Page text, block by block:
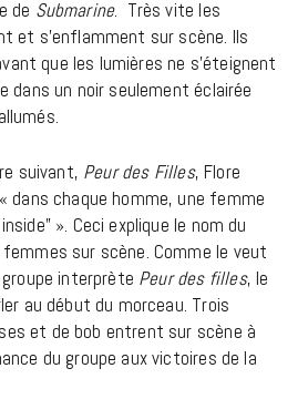
de Submarine. Très vite les
et s’enflamment sur scène. Ils
que les lumières ne s’éteignent
dans un noir seulement éclairée
suivant, Peur des Filles, Flore
dans chaque homme, une femme
». Ceci explique le nom du
sur scène. Comme le veut
interprète Peur des filles, le
au début du morceau. Trois
et de bob entrent sur scène à
du groupe aux victoires de la